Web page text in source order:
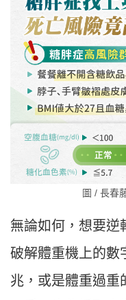
圖 / 長春
無論如何，想要逆
破解體重機上的數
兆，或是體重過重